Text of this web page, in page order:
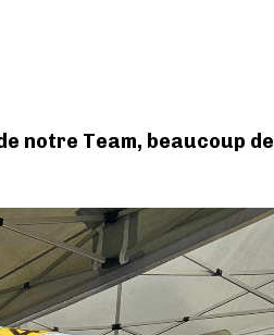
notre Team, beaucoup de